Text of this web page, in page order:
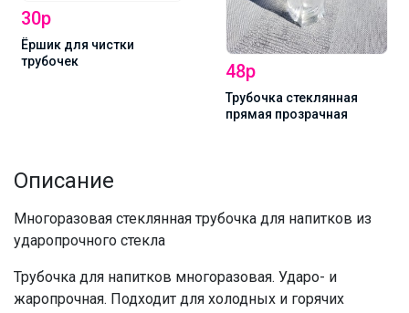
30р
Ёршик для чистки
трубочек
48р
Трубочка стеклянная
прямая прозрачная
Описание
Многоразовая стеклянная трубочка для напитков из
ударопрочного стекла
Трубочка для напитков многоразовая. Ударо- и
жаропрочная. Подходит для холодных и горячих